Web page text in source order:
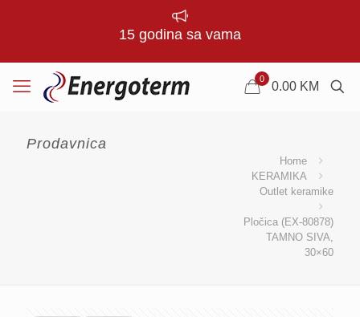
15 godina sa vama
0
0.00 KM
Prodavnica
Home
KERAMIKA
Outlet keramike
Pločica (EX-80878)
TAMNO SIVA,
30×60